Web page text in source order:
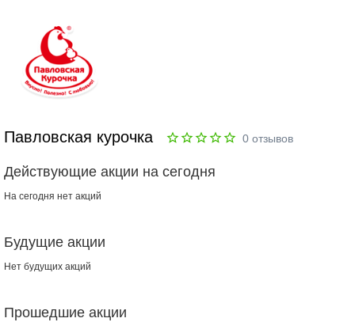
Павловская курочка 0 отзывов
Действующие акции на сегодня
На сегодня нет акций
Будущие акции
Нет будущих акций
Прошедшие акции